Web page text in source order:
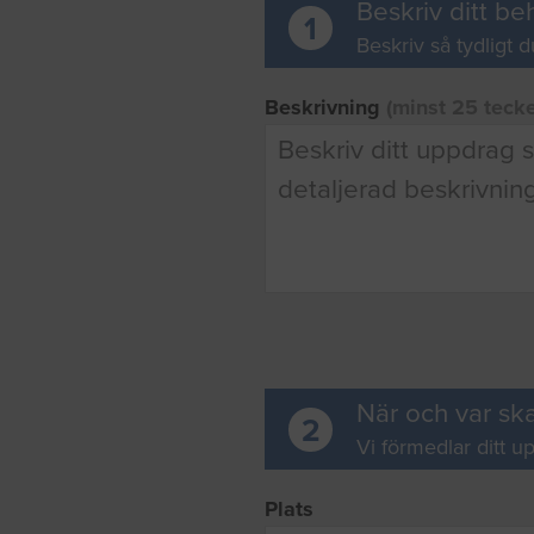
1 Beskriv ditt
Beskriv så tydligt
Beskrivning
2 När och var
Vi förmedlar ditt
Plats